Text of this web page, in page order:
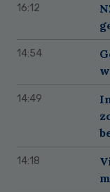
16:12
14:54
14:49
14:18